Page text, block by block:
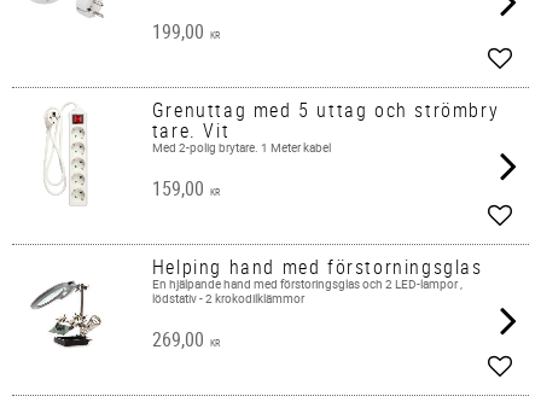
199,00 KR
Grenuttag med 5 uttag och strömbry
tare. Vit
Med 2-polig brytare. 1 Meter kabel
159,00 KR
Helping hand med förstorningsglas
En hjälpande hand med förstoringsglas och 2 LED-lampor ,
lödstativ - 2 krokodilklämmor
269,00 KR